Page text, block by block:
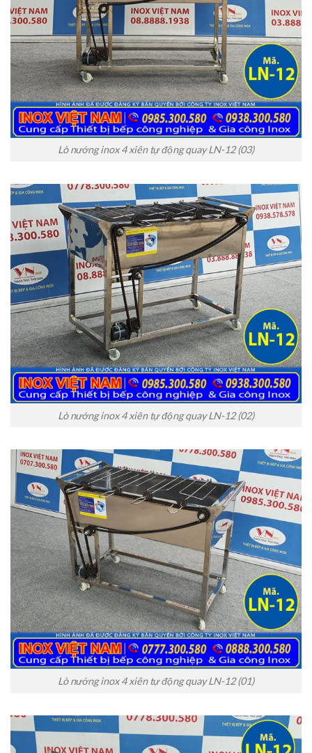
Lò nướng inox 4 xiên tự động quay LN-12 (03)
Lò nướng inox 4 xiên tự động quay LN-12 (02)
Lò nướng inox 4 xiên tự động quay LN-12 (01)